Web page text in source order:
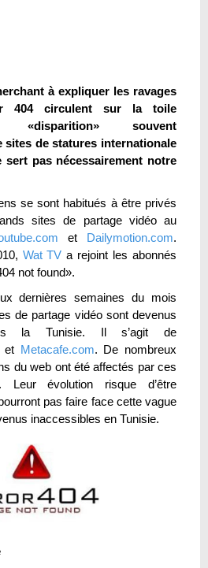
à expliquer les ravages
404 circulent sur la toile
souvent
sites de statures internationale
sert pas nécessairement notre
se sont habitués à être privés
sites de partage vidéo au
et Dailymotion.com.
Wat TV a rejoint les abonnés
not found».
dernières semaines du mois
de partage vidéo sont devenus
la Tunisie. Il s’agit de
Metacafe.com. De nombreux
du web ont été affectés par ces
Leur évolution risque d’être
pas faire face cette vague
inaccessibles en Tunisie.